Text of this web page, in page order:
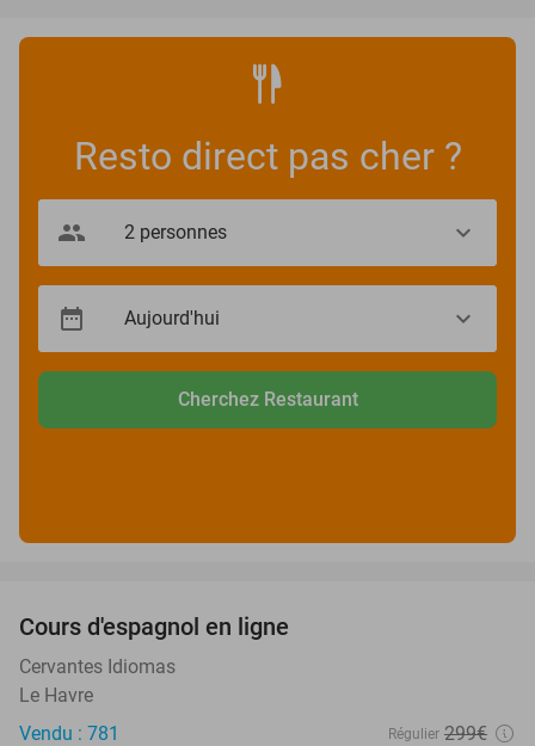
Resto direct pas cher ?
Cherchez Restaurant
Cours d'espagnol en ligne
Cervantes Idiomas
Le Havre
Vendu : 781
Régulier 299€